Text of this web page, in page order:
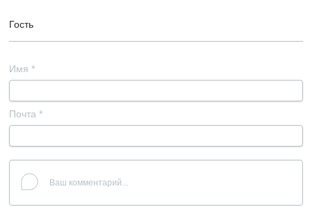
Гость
Имя *
Почта *